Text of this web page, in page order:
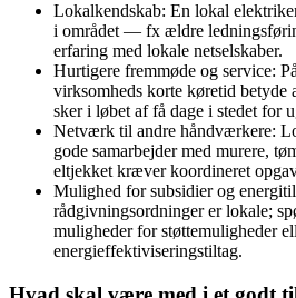
Lokalkendskab: En lokal
i området — fx ældre
erfaring med lokale netselskaber.
Hurtigere fremmøde og service:
virksomheds korte køretid
sker i løbet af få dage i stedet for
Netværk til andre håndværkere:
gode samarbejder med murere,
eltjekket kræver koordineret
Mulighed for subsidier og
rådgivningsordninger er lokale;
muligheder for støttemuligheder
energieffektiviseringstiltag.